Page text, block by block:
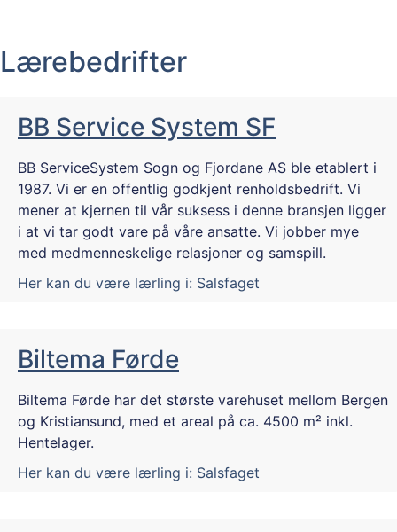
Lærebedrifter
BB Service System SF
BB ServiceSystem Sogn og Fjordane AS ble etablert i
1987. Vi er en offentlig godkjent renholdsbedrift. Vi
mener at kjernen til vår suksess i denne bransjen ligger
i at vi tar godt vare på våre ansatte. Vi jobber mye
med medmenneskelige relasjoner og samspill.
Her kan du være lærling i: Salsfaget
Biltema Førde
Biltema Førde har det største varehuset mellom Bergen
og Kristiansund, med et areal på ca. 4500 m² inkl.
Hentelager.
Her kan du være lærling i: Salsfaget